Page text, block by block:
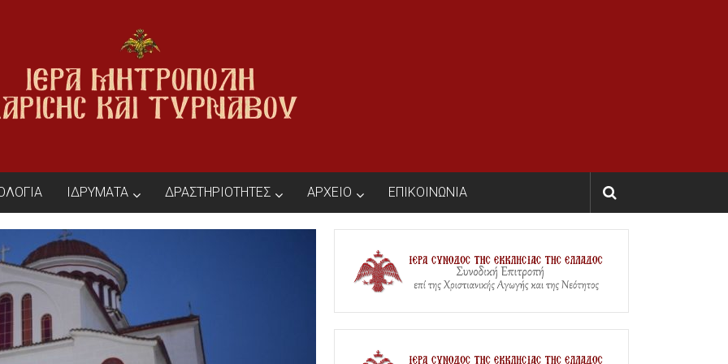
ΙΔΡΥΜΑΤΑ ΔΡΑΣΤΗΡΙΟΤΗΤΕΣ ΑΡΧΕΙΟ ΕΠΙΚΟΙΝΩΝΙΑ